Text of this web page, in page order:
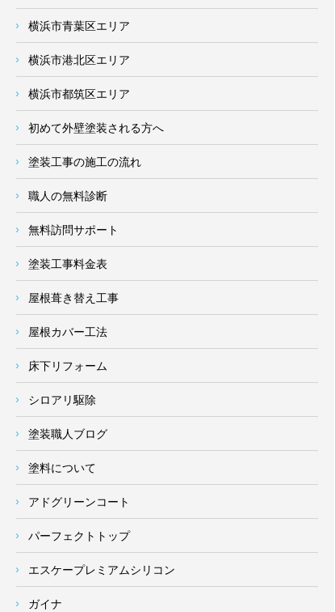
横浜市青葉区エリア
横浜市港北区エリア
横浜市都筑区エリア
初めて外壁塗装される方へ
塗装工事の施工の流れ
職人の無料診断
無料訪問サポート
塗装工事料金表
屋根葺き替え工事
屋根カバー工法
床下リフォーム
シロアリ駆除
塗装職人ブログ
塗料について
アドグリーンコート
パーフェクトトップ
エスケープレミアムシリコン
ガイナ